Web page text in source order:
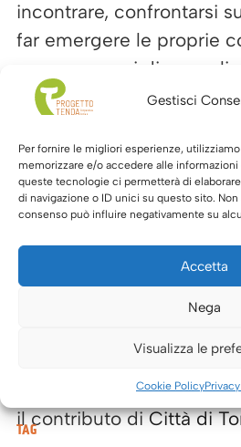
Gestisci
Per fornire le migliori esperienze,
memorizzare e/o accedere alle
queste tecnologie ci permetterà di
di navigazione o ID unici su questo sito.
consenso può influire negativamente su
Accetta
Nega
Visualizza le
Cookie Policy
incontrare, confrontarsi
far emergere le proprie
essere capaci di
comprendere la
Uno spazio d’incontro
bisogni e difficoltà
genitoriale, nel rispetto
grazie al confronto tra
Questo è Spazio Haumea
Otto per Mille della
con il patrocinio di
il contributo diCittà di
TAG